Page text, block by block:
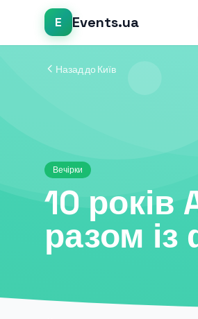
E Events.ua
Назад до Київ
Вечірки
10 років
разом